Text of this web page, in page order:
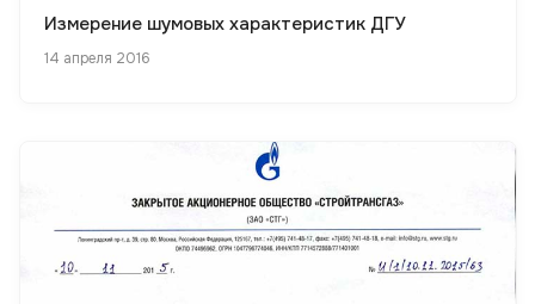
Измерение шумовых характеристик ДГУ
14 апреля 2016